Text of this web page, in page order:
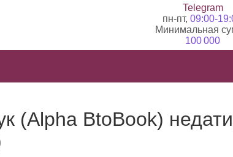
Telegram
пн-пт, 09:00-
Минимальная
100 000
(Alpha BtoBook)